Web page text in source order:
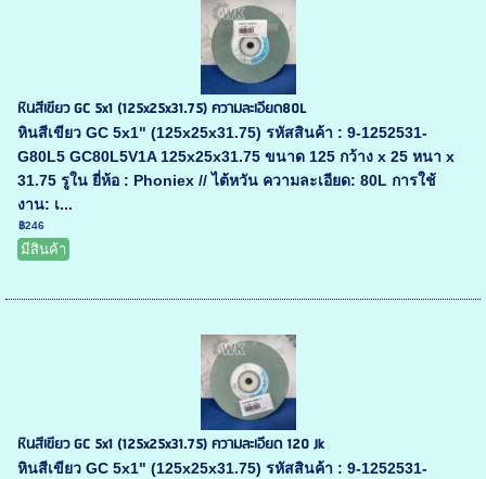
หินสีเขียว GC 5x1 (125x25x31.75) ความละเอียด80L
หินสีเขียว GC 5x1" (125x25x31.75) รหัสสินค้า : 9-1252531-
G80L5 GC80L5V1A 125x25x31.75 ขนาด 125 กว้าง x 25 หนา x
31.75 รูใน ยี่ห้อ : Phoniex // ไต้หวัน ความละเอียด: 80L การใช้
งาน: เ...
฿246
มีสินค้า
หินสีเขียว GC 5x1 (125x25x31.75) ความละเอียด 120 Jk
หินสีเขียว GC 5x1" (125x25x31.75) รหัสสินค้า : 9-1252531-